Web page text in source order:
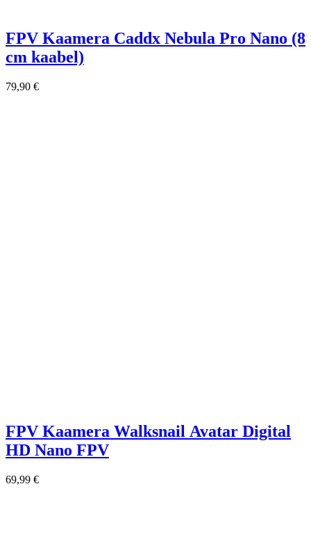
FPV Kaamera Caddx Nebula Pro Nano (8
cm kaabel)
79,90 €
FPV Kaamera Walksnail Avatar Digital
HD Nano FPV
69,99 €